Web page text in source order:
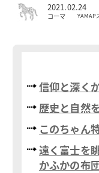
2021.02.24
コーマ YAMAP
信仰と深く
歴史と自然
このちゃん
遠く富士を
かふかの布